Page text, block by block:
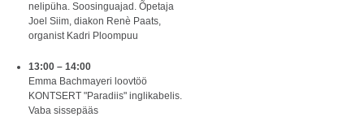
nelipüha. Soosinguajad. Õpetaja
Joel Siim, diakon Renè Paats,
organist Kadri Ploompuu
13:00 – 14:00
Emma Bachmayeri loovtöö
KONTSERT "Paradiis" inglikabelis.
Vaba sissepääs